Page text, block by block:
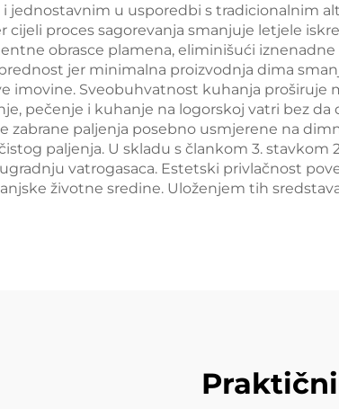
i jednostavnim u usporedbi s tradicionalnim
cijeli proces sagorevanja smanjuje letjele
obrasce plamena, eliminišući
jer minimalna proizvodnja dima
imovine. Sveobuhvatnost kuhanja
pečenje i kuhanje na logorskoj vatri bez
zabrane paljenja posebno usmjerene na
paljenja. U skladu s člankom 3. stavkom
vatrogasaca. Estetski privlačnost
životne sredine. Uloženjem tih